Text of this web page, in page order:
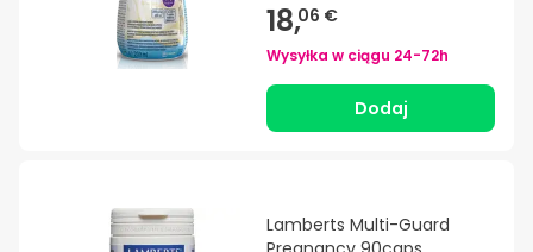
18,06 €
Wysyłka w ciągu 24-72h
Dodaj
Lamberts Multi-Guard